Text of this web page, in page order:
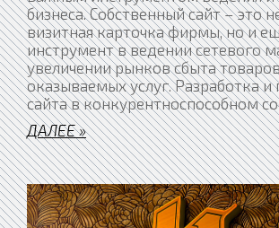
бизнеса. Собственный сайт – это
визитная карточка фирмы, но и
инструмент в ведении сетевого
увеличении рынков сбыта
оказываемых услуг. Разработка
сайта в конкурентноспособном
ДАЛЕЕ »